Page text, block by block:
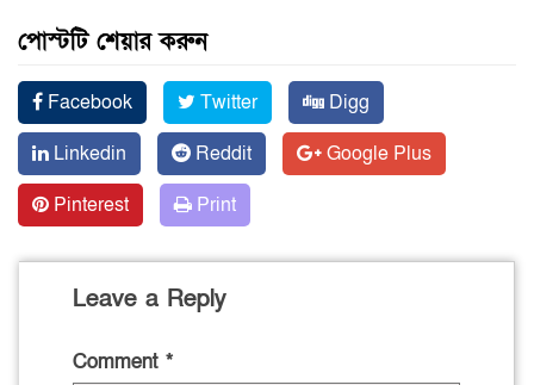
পোস্টটি শেয়ার করুন
Facebook Twitter
Digg
Linkedin
Reddit
Google Plus
Pinterest
Print
Leave a Reply
Comment *